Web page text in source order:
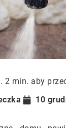
2 min. aby
10